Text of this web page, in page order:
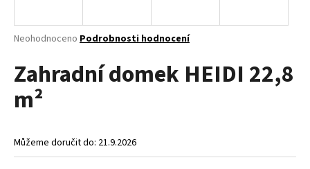
Průměrné
produktu
je
z
Neohodnoceno Podrobnosti hodnocení
Zahradní domek HEIDI 22,8
m²
Můžeme doručit do: 21.9.2026
j
t
?
HLEDAT